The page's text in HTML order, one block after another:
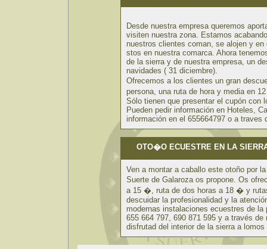
Desde nuestra empresa queremos
visiten nuestra zona. Estamos
nuestros clientes coman, se alojen y
stos en nuestra comarca. Ahora
de la sierra y de nuestra empresa, un
navidades ( 31 diciembre).
Ofrecemos a los clientes un gran
persona, una ruta de hora y media en
Sólo tienen que presentar el cupón con
Pueden pedir información en Hoteles,
información en el 655664797 o a traves
OTO�O ECUESTRE EN LA
Ven a montar a caballo este otoño por
Suerte de Galaroza os propone. Os
a 15 �, ruta de dos horas a 18 � y
descuidar la profesionalidad y la
modernas instalaciones ecuestres de
655 664 797, 690 871 595 y a través
disfrutad del interior de la sierra a lomos